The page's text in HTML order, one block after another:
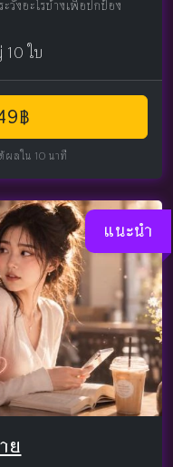
วังอะไรบ้างเพื่อปกป้อง
ใบ
฿
ผลใน 10 นาที
แนะนำ
ย